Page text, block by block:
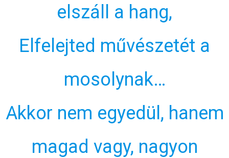
elszáll a hang,
Elfelejted művészetét a
mosolynak…
Akkor nem egyedül, hanem
magad vagy, nagyon